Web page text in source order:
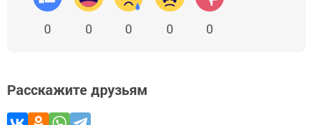
0 0 0 0 0
Расскажите друзьям